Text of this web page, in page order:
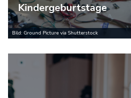
Kindergeburtstage
Bild: Ground Picture via Shutterstock